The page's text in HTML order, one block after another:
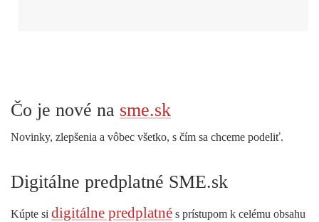
Čo je nové na sme.sk
Novinky, zlepšenia a vôbec všetko, s čím sa chceme podeliť.
Digitálne predplatné SME.sk
Kúpte si digitálne predplatné s prístupom k celému obsahu